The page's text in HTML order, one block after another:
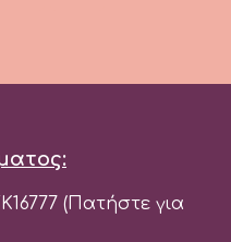
(Πατήστε για